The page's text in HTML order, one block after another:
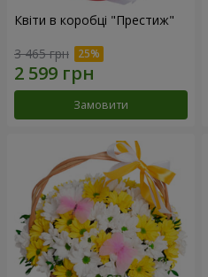
Квіти в коробці "Престиж"
3 465 грн
Замовити